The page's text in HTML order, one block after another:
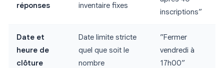
réponses
inventaire fixes
inscriptions”
Date et
heure de
clôture
Date limite stricte
quel que soit le
nombre
”Fermer
vendredi à
17h00”